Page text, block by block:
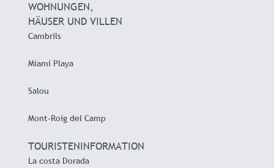
WOHNUNGEN,
HÄUSER UND VILLEN
Cambrils
Miami Playa
Salou
Mont-Roig del Camp
TOURISTENINFORMATION
La costa Dorada